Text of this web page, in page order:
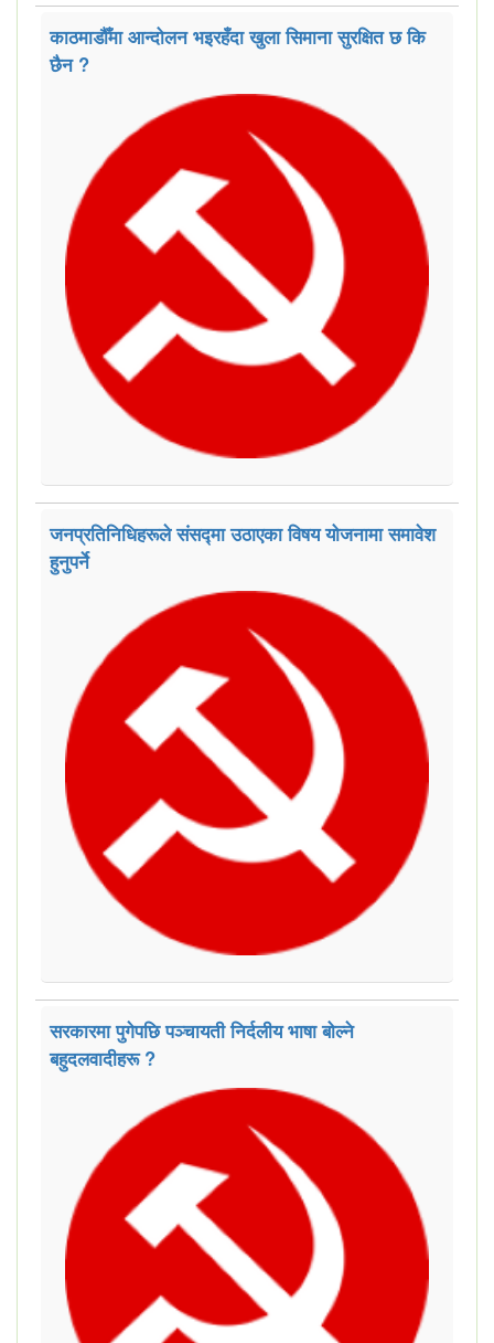
काठमाडौँमा आन्दोलन भइरहँदा खुला सिमाना सुरक्षित छ कि
छैन ?
जनप्रतिनिधिहरूले संसद्मा उठाएका विषय योजनामा समावेश
हुनुपर्ने
सरकारमा पुगेपछि पञ्चायती निर्दलीय भाषा बोल्ने
बहुदलवादीहरू ?